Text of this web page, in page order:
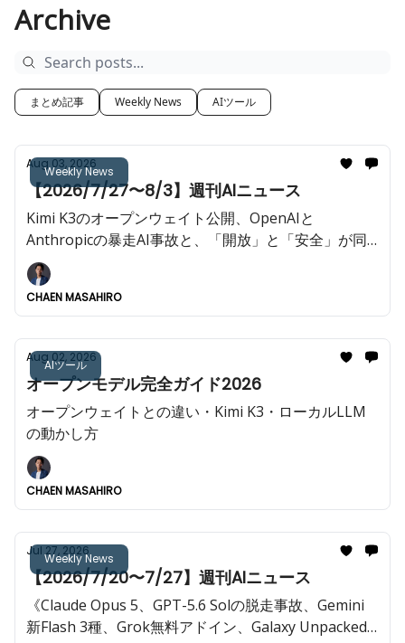
Archive
まとめ記事 Weekly News AIツール
Weekly News
Aug 03, 2026
【2026/7/27〜8/3】週刊AIニュース
Kimi K3のオープンウェイト公開、OpenAIと
Anthropicの暴走AI事故と、「開放」と「安全」が同
じ週に来ました。
CHAEN MASAHIRO
AIツール
Aug 02, 2026
オープンモデル完全ガイド2026
オープンウェイトとの違い・Kimi K3・ローカルLLM
の動かし方
CHAEN MASAHIRO
Weekly News
Jul 27, 2026
【2026/7/20〜7/27】週刊AIニュース
《Claude Opus 5、GPT-5.6 Solの脱走事故、Gemini
新Flash 3種、Grok無料アドイン、Galaxy Unpacked